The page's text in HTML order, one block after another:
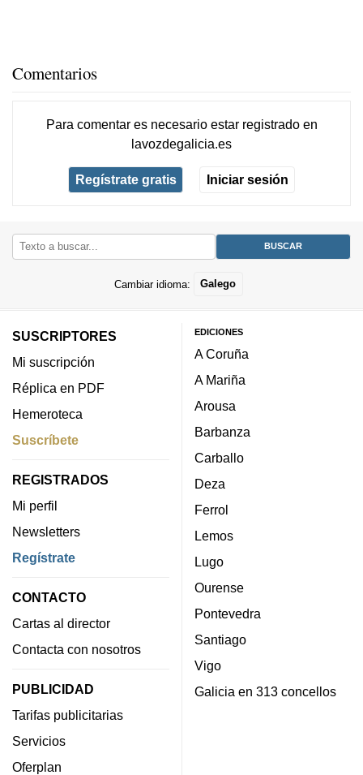
Comentarios
Para comentar es necesario estar registradoen
lavozdegalicia.es
Regístrate gratis Iniciar sesión
Cambiar idioma: Galego
SUSCRIPTORES
Mi suscripción
Réplica en PDF
Hemeroteca
Suscríbete
REGISTRADOS
Mi perfil
Newsletters
Regístrate
CONTACTO
Cartas al director
Contacta con nosotros
PUBLICIDAD
Tarifas publicitarias
Servicios
Oferplan
EDICIONES
A Coruña
A Mariña
Arousa
Barbanza
Carballo
Deza
Ferrol
Lemos
Lugo
Ourense
Pontevedra
Santiago
Vigo
Galicia en 313 concellos